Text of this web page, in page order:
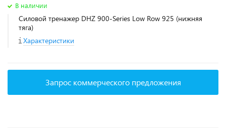
В наличии
Силовой тренажер DHZ 900-Series Low Row 925 (нижняя
тяга)
Характеристики
Запрос коммерческого предложения